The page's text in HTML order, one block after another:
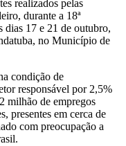
realizados pelas
durante a 18ª
17 e 21 de outubro,
no Município de
condição de
responsável por 2,5%
milhão de empregos
presentes em cerca de
com preocupação a